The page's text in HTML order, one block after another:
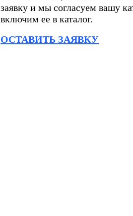
заявку и мы согласуем вашу
включим ее в каталог.
ОСТАВИТЬ ЗАЯВКУ